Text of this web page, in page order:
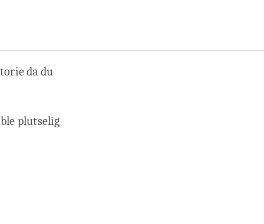
da du
plutselig